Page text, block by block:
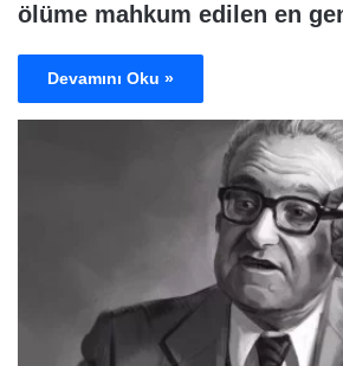
ölüme mahkum edilen en
Devamını Oku »